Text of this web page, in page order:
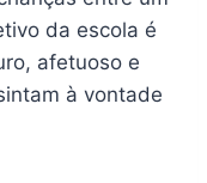
da escola é
afetuoso e
à vontade